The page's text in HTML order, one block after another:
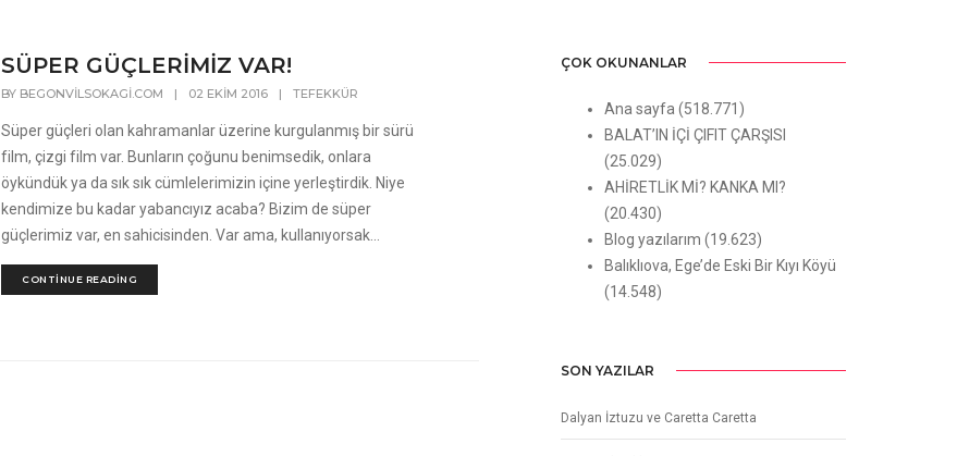
SÜPER GÜÇLERİMİZ VAR!
BY BEGONVILSOKAGI.COM | 02 EKIM 2016 | TEFEKKÜR
Süper güçleri olan kahramanlar üzerine kurgulanmış bir sürü
film, çizgi film var. Bunların çoğunu benimsedik, onlara
öykündük ya da sık sık cümlelerimizin içine yerleştirdik. Niye
kendimize bu kadar yabancıyız acaba? Bizim de süper
güçlerimiz var, en sahicisinden. Var ama, kullanıyorsak...
CONTINUE READING
ÇOK OKUNANLAR
Ana sayfa (518.771)
BALAT’IN İÇİ ÇIFIT ÇARŞISI
(25.029)
AHİRETLİK Mİ? KANKA MI?
(20.430)
Blog yazılarım (19.623)
Balıklıova, Ege’de Eski Bir Kıyı Köyü
(14.548)
SON YAZILAR
Dalyan İztuzu ve Caretta Caretta